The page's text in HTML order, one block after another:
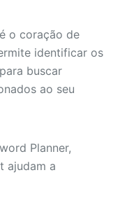
é o coração de
identificar os
buscar
ao seu
Planner,
ajudam a